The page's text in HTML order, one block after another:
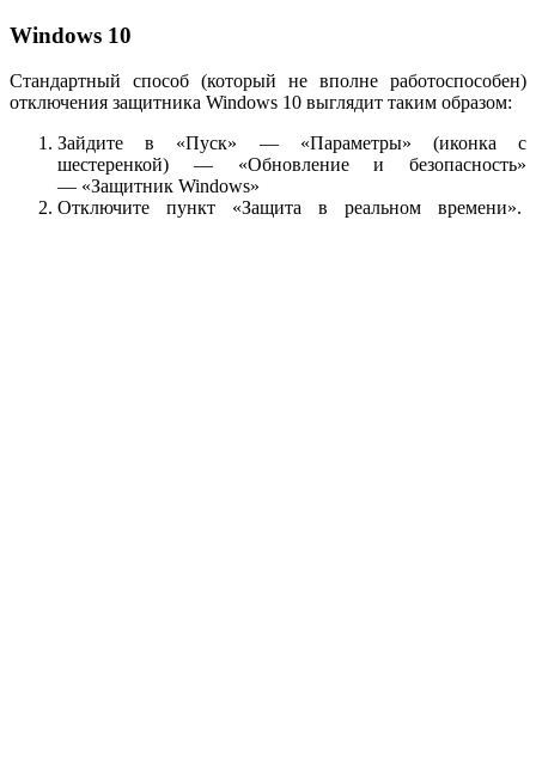
Windows 10
Стандартный способ (который не вполне работоспособен)
отключения защитника Windows 10 выглядит таким образом:
Зайдите в «Пуск» — «Параметры» (иконка с
шестеренкой) — «Обновление и безопасность»
— «Защитник Windows»
Отключите пункт «Защита в реальном времени».